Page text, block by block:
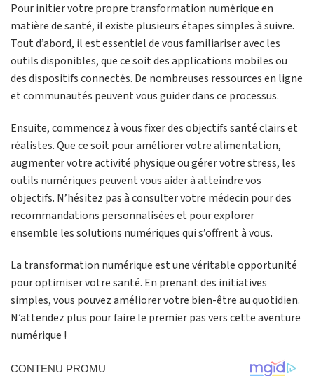
Pour initier votre propre transformation numérique en
matière de santé, il existe plusieurs étapes simples à suivre.
Tout d’abord, il est essentiel de vous familiariser avec les
outils disponibles, que ce soit des applications mobiles ou
des dispositifs connectés. De nombreuses ressources en ligne
et communautés peuvent vous guider dans ce processus.
Ensuite, commencez à vous fixer des objectifs santé clairs et
réalistes. Que ce soit pour améliorer votre alimentation,
augmenter votre activité physique ou gérer votre stress, les
outils numériques peuvent vous aider à atteindre vos
objectifs. N’hésitez pas à consulter votre médecin pour des
recommandations personnalisées et pour explorer
ensemble les solutions numériques qui s’offrent à vous.
La transformation numérique est une véritable opportunité
pour optimiser votre santé. En prenant des initiatives
simples, vous pouvez améliorer votre bien-être au quotidien.
N’attendez plus pour faire le premier pas vers cette aventure
numérique !